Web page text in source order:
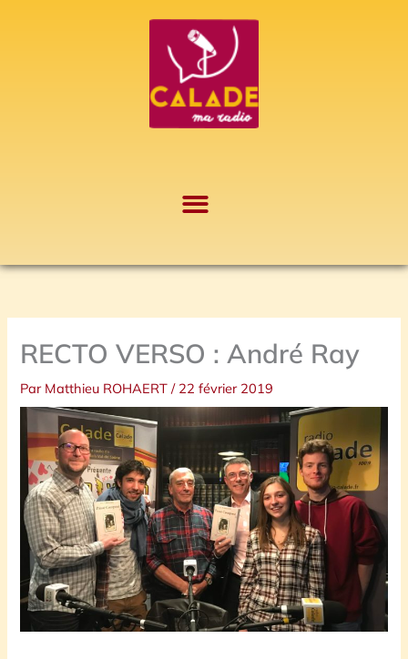
RECTO VERSO : André Ray
Par Matthieu ROHAERT/ 22 février 2019